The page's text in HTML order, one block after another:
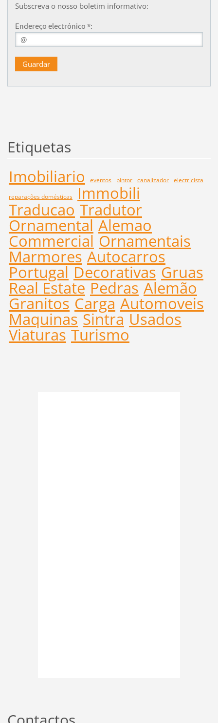
Subscreva o nosso boletim informativo:
Endereço electrónico *:
Etiquetas
Imobiliario eventos pintor canalizador electricista
reparações domésticas
Immobili
Traducao Tradutor
Ornamental Alemao
Commercial Ornamentais
Marmores Autocarros
Portugal Decorativas Gruas
Real Estate Pedras Alemão
Granitos Carga Automoveis
Maquinas Sintra Usados
Viaturas Turismo